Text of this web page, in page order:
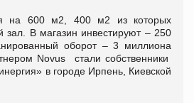
на 600 м2, 400 м2 из которых
зал. В магазин инвестируют – 250
оборот – 3 миллиона
Novus стали собственники
в городе Ирпень, Киевской